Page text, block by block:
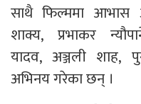
साथै फिल्ममा आभास
शाक्य,प्रभाकर
यादव,अञ्जली शाह,
अभिनय गरेका छन् ।